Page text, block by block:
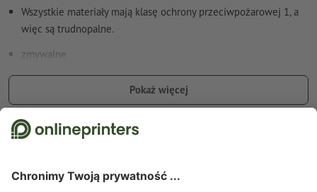
Wszystkie materiały mają klasę ochrony przeciwpożarowej 1, a
więc są trudnopalne.
zmywalne
Opcjonalnie: Oczka rozmieszczone na całej długości co ok. 50
cm ułatwiają zawieszenie.
Oczka są umieszczane zgodnie z kierunkiem czytania
W zależności od wielkości plandeki otrzymasz optymalną
ilość zestawów, które konieczne są do bezpiecznego
Pokaż więcej
Szczegóły dotyczące bezpieczeństwa i producenta